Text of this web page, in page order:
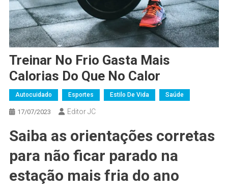
Treinar No Frio Gasta Mais
Calorias Do Que No Calor
Autocuidado Esportes Estilo De Vida Saúde
17/07/2023 Editor JC
Saiba as orientações corretas
para não ficar parado na
estação mais fria do ano